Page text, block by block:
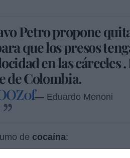
Petro propone
que los presos
en las cárceles .
de Colombia.
— Eduardo Menoni
de cocaína: